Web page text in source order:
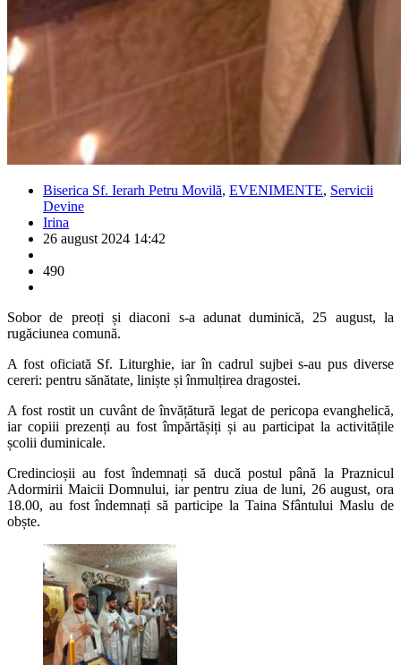
Biserica Sf. Ierarh Petru Movilă, EVENIMENTE, Servicii
Devine
Irina
26 august 2024 14:42
490
Sobor de preoți și diaconi s-a adunat duminică, 25 august, la
rugăciunea comună.
A fost oficiată Sf. Liturghie, iar în cadrul sujbei s-au pus diverse
cereri: pentru sănătate, liniște și înmulțirea dragostei.
A fost rostit un cuvânt de învățătură legat de pericopa evanghelică,
iar copiii prezenți au fost împărtășiți și au participat la activitățile
școlii duminicale.
Credincioșii au fost îndemnați să ducă postul până la Praznicul
Adormirii Maicii Domnului, iar pentru ziua de luni, 26 august, ora
18.00, au fost îndemnați să participe la Taina Sfântului Maslu de
obște.